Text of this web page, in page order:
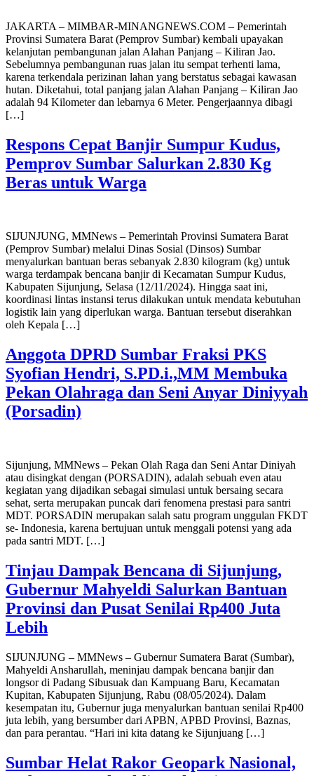
JAKARTA – MIMBAR-MINANGNEWS.COM – Pemerintah
Provinsi Sumatera Barat (Pemprov Sumbar) kembali upayakan
kelanjutan pembangunan jalan Alahan Panjang – Kiliran Jao.
Sebelumnya pembangunan ruas jalan itu sempat terhenti lama,
karena terkendala perizinan lahan yang berstatus sebagai kawasan
hutan. Diketahui, total panjang jalan Alahan Panjang – Kiliran Jao
adalah 94 Kilometer dan lebarnya 6 Meter. Pengerjaannya dibagi
[…]
Respons Cepat Banjir Sumpur Kudus,
Pemprov Sumbar Salurkan 2.830 Kg
Beras untuk Warga
SIJUNJUNG, MMNews – Pemerintah Provinsi Sumatera Barat
(Pemprov Sumbar) melalui Dinas Sosial (Dinsos) Sumbar
menyalurkan bantuan beras sebanyak 2.830 kilogram (kg) untuk
warga terdampak bencana banjir di Kecamatan Sumpur Kudus,
Kabupaten Sijunjung, Selasa (12/11/2024). Hingga saat ini,
koordinasi lintas instansi terus dilakukan untuk mendata kebutuhan
logistik lain yang diperlukan warga. Bantuan tersebut diserahkan
oleh Kepala […]
Anggota DPRD Sumbar Fraksi PKS
Syofian Hendri, S.PD.i.,MM Membuka
Pekan Olahraga dan Seni Anyar Diniyyah
(Porsadin)
Sijunjung, MMNews – Pekan Olah Raga dan Seni Antar Diniyah
atau disingkat dengan (PORSADIN), adalah sebuah even atau
kegiatan yang dijadikan sebagai simulasi untuk bersaing secara
sehat, serta merupakan puncak dari fenomena prestasi para santri
MDT. PORSADIN merupakan salah satu program unggulan FKDT
se- Indonesia, karena bertujuan untuk menggali potensi yang ada
pada santri MDT. […]
Tinjau Dampak Bencana di Sijunjung,
Gubernur Mahyeldi Salurkan Bantuan
Provinsi dan Pusat Senilai Rp400 Juta
Lebih
SIJUNJUNG – MMNews – Gubernur Sumatera Barat (Sumbar),
Mahyeldi Ansharullah, meninjau dampak bencana banjir dan
longsor di Padang Sibusuak dan Kampuang Baru, Kecamatan
Kupitan, Kabupaten Sijunjung, Rabu (08/05/2024). Dalam
kesempatan itu, Gubernur juga menyalurkan bantuan senilai Rp400
juta lebih, yang bersumber dari APBN, APBD Provinsi, Baznas,
dan para perantau. “Hari ini kita datang ke Sijunjuang […]
Sumbar Helat Rakor Geopark Nasional,